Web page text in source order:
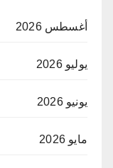
أغسطس 2026
يوليو 2026
يونيو 2026
مايو 2026